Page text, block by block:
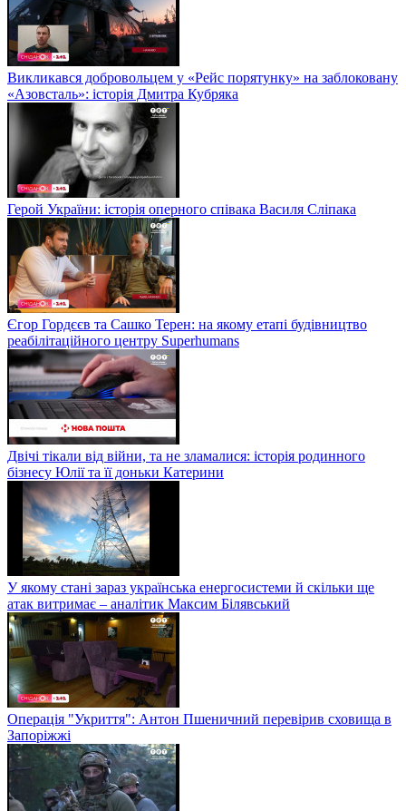
Викликався добровольцем у «Рейс порятунку» на заблоковану
«Азовсталь»: історія Дмитра Кубряка
Герой України: історія оперного співака Василя Сліпака
Єгор Гордєєв та Сашко Терен: на якому етапі будівництво
реабілітаційного центру Superhumans
Двічі тікали від війни, та не зламалися: історія родинного
бізнесу Юлії та її доньки Катерини
У якому стані зараз українська енергосистеми й скільки ще
атак витримає – аналітик Максим Білявський
Операція "Укриття": Антон Пшеничний перевірив сховища в
Запоріжжі